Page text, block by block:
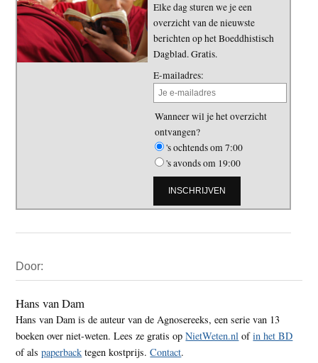
Elke dag sturen we je een
overzicht van de nieuwste
berichten op het Boeddhistisch
Dagblad. Gratis.
E-mailadres:
Wanneer wil je het overzicht
ontvangen?
's ochtends om 7:00
's avonds om 19:00
Sidebar
Door:
Hans van Dam
Hans van Dam is de auteur van de Agnosereeks, een serie van 13
boeken over niet-weten. Lees ze gratis opNietWeten.nl ofin het BD
of alspaperback tegen kostprijs.Contact.